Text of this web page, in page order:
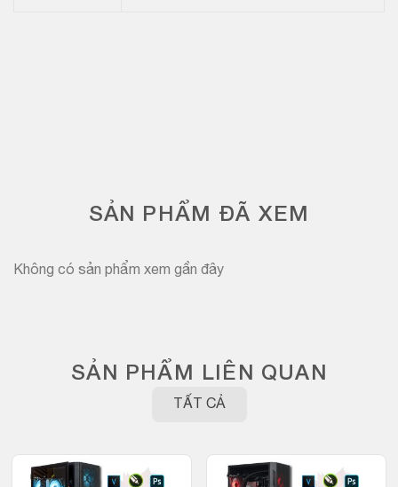
SẢN PHẨM ĐÃ XEM
Không có sản phẩm xem gần đây
SẢN PHẨM LIÊN QUAN
TẤT CẢ